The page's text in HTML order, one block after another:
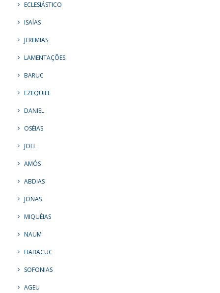
ECLESIÁSTICO
ISAÍAS
JEREMIAS
LAMENTAÇÕES
BARUC
EZEQUIEL
DANIEL
OSÉIAS
JOEL
AMÓS
ABDIAS
JONAS
MIQUÉIAS
NAUM
HABACUC
SOFONIAS
AGEU